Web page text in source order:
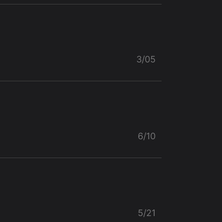
3/05
6/10
5/21